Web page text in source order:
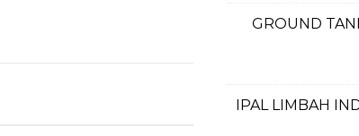
GROUND
IPAL LIMBAH